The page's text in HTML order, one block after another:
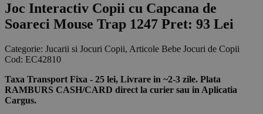
Joc Interactiv Copii cu Capcana de
Soareci Mouse Trap 1247 Pret: 93 Lei
Categorie: Jucarii si Jocuri Copii, Articole Bebe Jocuri de Copii
Cod: EC42810
Taxa Transport Fixa - 25 lei, Livrare in ~2-3 zile. Plata
RAMBURS CASH/CARD direct la curier sau in Aplicatia
Cargus.